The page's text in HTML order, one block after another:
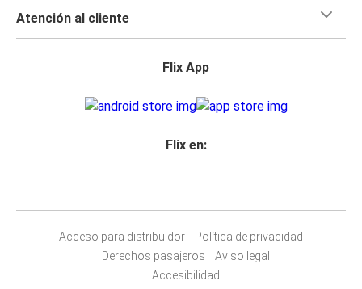
Atención al cliente
Flix App
Flix en:
Acceso para distribuidor
Política de privacidad
Derechos pasajeros
Aviso legal
Accesibilidad